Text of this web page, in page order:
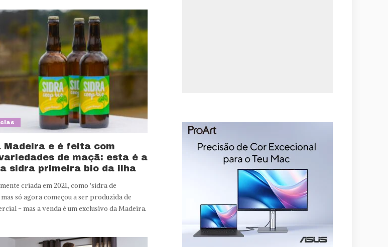
Madeira e é feita com
de maçã: esta é a
sidra primeira bio da ilha
criada em 2021, como 'sidra de
só agora começou a ser produzida de
- mas a venda é um exclusivo da Madeira.